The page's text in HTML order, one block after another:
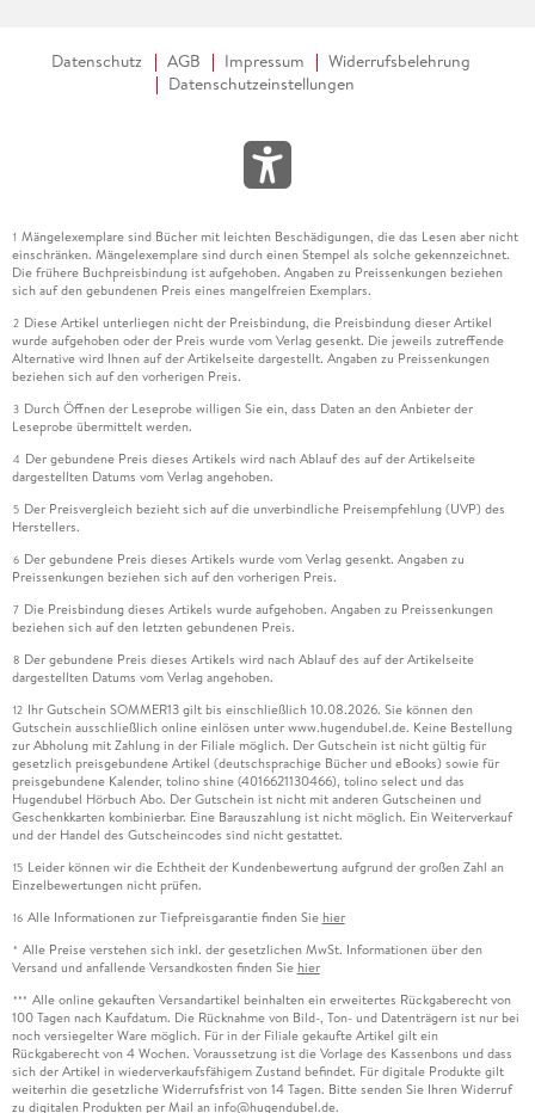
Datenschutz AGB Impressum
Widerrufsbelehrung
Datenschutzeinstellungen
1 Mängelexemplare sind Bücher mit leichten Beschädigungen, die das Lesen aber nicht
einschränken. Mängelexemplare sind durch einen Stempel als solche gekennzeichnet.
Die frühere Buchpreisbindung ist aufgehoben. Angaben zu Preissenkungen beziehen
sich auf den gebundenen Preis eines mangelfreien Exemplars.
2 Diese Artikel unterliegen nicht der Preisbindung, die Preisbindung dieser Artikel
wurde aufgehoben oder der Preis wurde vom Verlag gesenkt. Die jeweils zutreffende
Alternative wird Ihnen auf der Artikelseite dargestellt. Angaben zu Preissenkungen
beziehen sich auf den vorherigen Preis.
3 Durch Öffnen der Leseprobe willigen Sie ein, dass Daten an den Anbieter der
Leseprobe übermittelt werden.
4 Der gebundene Preis dieses Artikels wird nach Ablauf des auf der Artikelseite
dargestellten Datums vom Verlag angehoben.
5 Der Preisvergleich bezieht sich auf die unverbindliche Preisempfehlung (UVP) des
Herstellers.
6 Der gebundene Preis dieses Artikels wurde vom Verlag gesenkt. Angaben zu
Preissenkungen beziehen sich auf den vorherigen Preis.
7 Die Preisbindung dieses Artikels wurde aufgehoben. Angaben zu Preissenkungen
beziehen sich auf den letzten gebundenen Preis.
8 Der gebundene Preis dieses Artikels wird nach Ablauf des auf der Artikelseite
dargestellten Datums vom Verlag angehoben.
12 Ihr Gutschein SOMMER13 gilt bis einschließlich 10.08.2026. Sie können den
Gutschein ausschließlich online einlösen unter www.hugendubel.de. Keine Bestellung
zur Abholung mit Zahlung in der Filiale möglich. Der Gutschein ist nicht gültig für
gesetzlich preisgebundene Artikel (deutschsprachige Bücher und eBooks) sowie für
preisgebundene Kalender, tolino shine (4016621130466), tolino select und das
Hugendubel Hörbuch Abo. Der Gutschein ist nicht mit anderen Gutscheinen und
Geschenkkarten kombinierbar. Eine Barauszahlung ist nicht möglich. Ein Weiterverkauf
und der Handel des Gutscheincodes sind nicht gestattet.
15 Leider können wir die Echtheit der Kundenbewertung aufgrund der großen Zahl an
Einzelbewertungen nicht prüfen.
16 Alle Informationen zur Tiefpreisgarantie finden Sie hier
* Alle Preise verstehen sich inkl. der gesetzlichen MwSt. Informationen über den
Versand und anfallende Versandkosten finden Sie hier
*** Alle online gekauften Versandartikel beinhalten ein erweitertes Rückgaberecht von
100 Tagen nach Kaufdatum. Die Rücknahme von Bild-, Ton- und Datenträgern ist nur bei
noch versiegelter Ware möglich. Für in der Filiale gekaufte Artikel gilt ein
Rückgaberecht von 4 Wochen. Voraussetzung ist die Vorlage des Kassenbons und dass
sich der Artikel in wiederverkaufsfähigem Zustand befindet. Für digitale Produkte gilt
weiterhin die gesetzliche Widerrufsfrist von 14 Tagen. Bitte senden Sie Ihren Widerruf
zu digitalen Produkten per Mail an info@hugendubel.de.